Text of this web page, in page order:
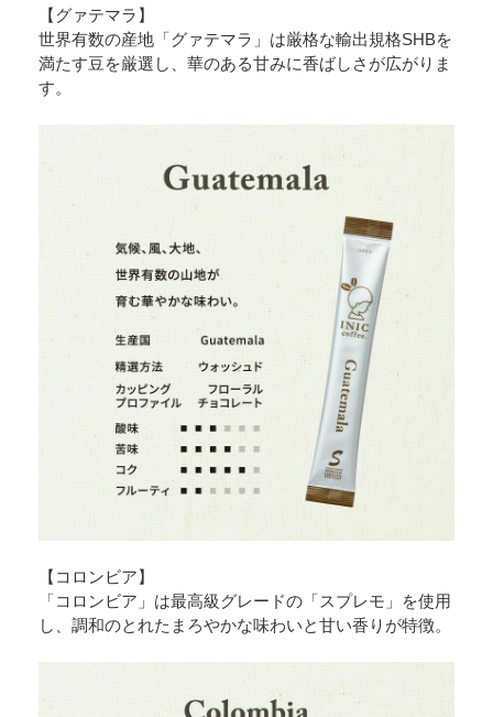
【グァテマラ】
世界有数の産地「グァテマラ」は厳格な輸出規格SHBを
満たす豆を厳選し、華のある甘みに香ばしさが広がりま
す。
【コロンビア】
「コロンビア」は最高級グレードの「スプレモ」を使用
し、調和のとれたまろやかな味わいと甘い香りが特徴。